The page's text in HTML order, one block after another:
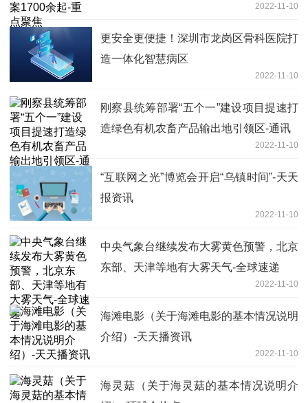
2022-11-10
更安全更便捷！深圳市龙岗区骨科医院打
造一体化智慧病区
2022-11-10
刚察县统筹部署“五个一”建设项目提速打
造绿色有机农畜产品输出地引领区-通讯
2022-11-10
“互联网之光”博览会开启“乌镇时间”-天天
报资讯
2022-11-10
中央气象台继续发布大雾黄色预警，北京
东部、天津等地有大雾天气-全球速递
2022-11-10
海滩电影（关于海滩电影的基本情况说明
介绍）-天天播资讯
2022-11-10
海灵菇（关于海灵菇的基本情况说明介